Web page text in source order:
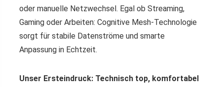
oder manuelle Netzwechsel. Egal ob Streaming,
Gaming oder Arbeiten: Cognitive Mesh-Technologie
sorgt für stabile Datenströme und smarte
Anpassung in Echtzeit.
Unser Ersteindruck: Technisch top, komfortabel